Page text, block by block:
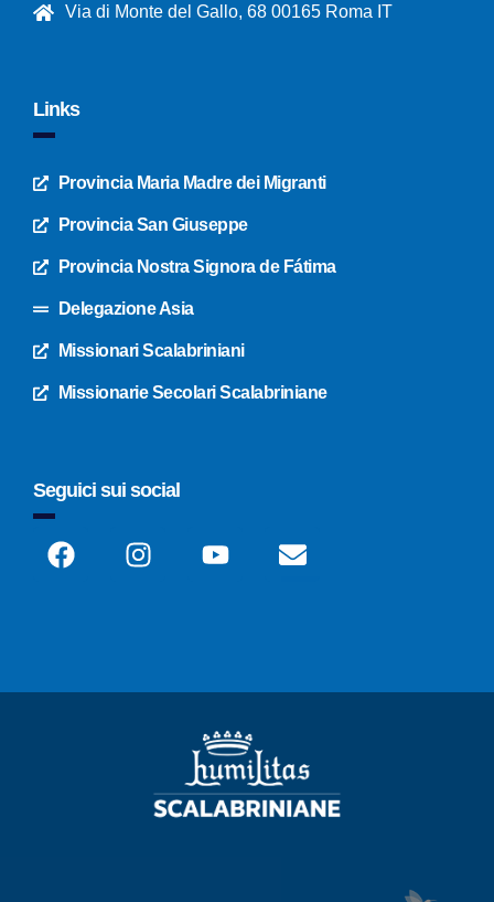
Via di Monte del Gallo, 68 00165 Roma IT
Links
Provincia Maria Madre dei Migranti
Provincia San Giuseppe
Provincia Nostra Signora de Fátima
Delegazione Asia
Missionari Scalabriniani
Missionarie Secolari Scalabriniane
Seguici sui social